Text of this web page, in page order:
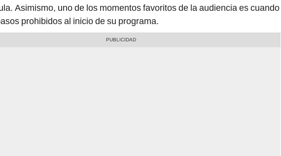
Asimismo, uno de los momentos favoritos de la audiencia es cuando
prohibidos al inicio de su programa.